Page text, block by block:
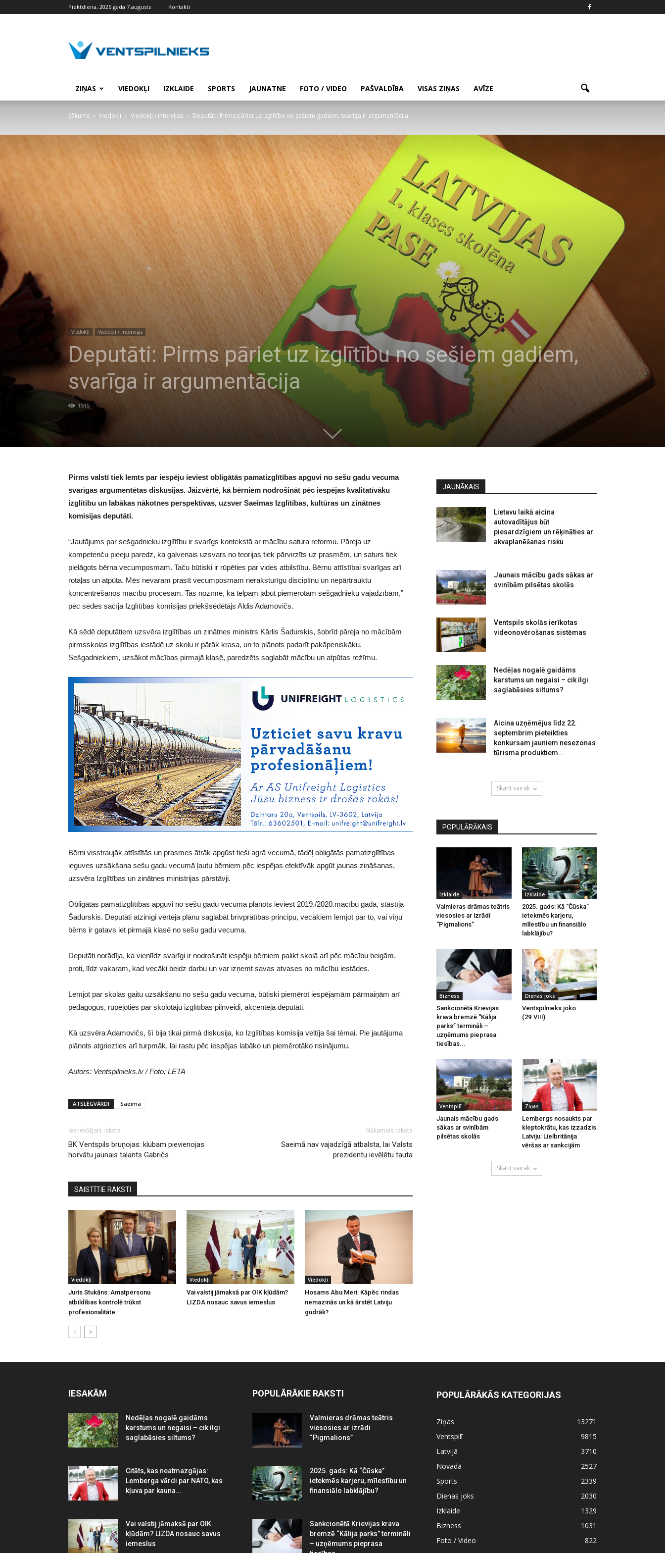
Piektdiena, 2026.gada 7.augusts Kontakti
ZIŅAS VIEDOKĻI IZKLAIDE SPORTS JAUNATNE FOTO / VIDEO PAŠVALDĪBA VISAS ZIŅAS AVĪZE
Sākums Viedokļi Viedokļi / intervijas Deputāti: Pirms pāriet uz izglītību no sešiem gadiem, svarīga ir argumentācija
Viedokļi Viedokļi / intervijas
Deputāti: Pirms pāriet uz izglītību no sešiem gadiem,
svarīga ir argumentācija
1515
Pirms valstī tiek lemts par iespēju ieviest obligātās pamatizglītības apguvi no sešu gadu vecuma
svarīgas argumentētas diskusijas. Jāizvērtē, kā bērniem nodrošināt pēc iespējas kvalitatīvāku
izglītību un labākas nākotnes perspektīvas, uzsver Saeimas Izglītības, kultūras un zinātnes
komisijas deputāti.
“Jautājums par sešgadnieku izglītību ir svarīgs kontekstā ar mācību satura reformu. Pāreja uz
kompetenču pieeju paredz, ka galvenais uzsvars no teorijas tiek pārvirzīts uz prasmēm, un saturs tiek
pielāgots bērna vecumposmam. Taču būtiski ir rūpēties par vides atbilstību. Bērnu attīstībai svarīgas arī
rotaļas un atpūta. Mēs nevaram prasīt vecumposmam neraksturīgu disciplīnu un nepārtrauktu
koncentrēšanos mācību procesam. Tas nozīmē, ka telpām jābūt piemērotām sešgadnieku vajadzībām,”
pēc sēdes sacīja Izglītības komisijas priekšsēdētājs Aldis Adamovičs.
Kā sēdē deputātiem uzsvēra izglītības un zinātnes ministrs Kārlis Šadurskis, šobrīd pāreja no mācībām
pirmsskolas izglītības iestādē uz skolu ir pārāk krasa, un to plānots padarīt pakāpeniskāku.
Sešgadniekiem, uzsākot mācības pirmajā klasē, paredzēts saglabāt mācību un atpūtas režīmu.
Bērni visstraujāk attīstītās un prasmes ātrāk apgūst tieši agrā vecumā, tādēļ obligātās pamatizglītības
ieguves uzsākšana sešu gadu vecumā ļautu bērniem pēc iespējas efektīvāk apgūt jaunas zināšanas,
uzsvēra Izglītības un zinātnes ministrijas pārstāvji.
Obligātās pamatizglītības apguvi no sešu gadu vecuma plānots ieviest 2019./2020.mācību gadā, stāstīja
Šadurskis. Deputāti atzinīgi vērtēja plānu saglabāt brīvprātības principu, vecākiem lemjot par to, vai viņu
bērns ir gatavs iet pirmajā klasē no sešu gadu vecuma.
Deputāti norādīja, ka vienlīdz svarīgi ir nodrošināt iespēju bērniem palikt skolā arī pēc mācību beigām,
proti, līdz vakaram, kad vecāki beidz darbu un var izņemt savas atvases no mācību iestādes.
Lemjot par skolas gaitu uzsākšanu no sešu gadu vecuma, būtiski piemērot iespējamām pārmaiņām arī
pedagogus, rūpējoties par skolotāju izglītības pilnveidi, akcentēja deputāti.
Kā uzsvēra Adamovičs, šī bija tikai pirmā diskusija, ko Izglītības komisija veltīja šai tēmai. Pie jautājuma
plānots atgriezties arī turpmāk, lai rastu pēc iespējas labāko un piemērotāko risinājumu.
Autors: Ventspilnieks.lv / Foto: LETA
ATSLĒGVĀRDI Saeima
Iepriekšējais raksts
BK Ventspils bruņojas: klubam pievienojas
horvātu jaunais talants Gabričs
Nākamais raksts
Saeimā nav vajadzīgā atbalsta, lai Valsts
prezidentu ievēlētu tauta
SAISTĪTIE RAKSTI
Viedokļi
Juris Stukāns: Amatpersonu
atbildības kontrolē trūkst
profesionalitāte
Viedokļi
Vai valstij jāmaksā par OIK kļūdām?
LIZDA nosauc savus iemeslus
Viedokļi
Hosams Abu Meri: Kāpēc rindas
nemazinās un kā ārstēt Latviju
gudrāk?
JAUNĀKAIS
Lietavu laikā aicina
autovadītājus būt
piesardzīgiem un rēķināties ar
akvaplanēšanas risku
Jaunais mācību gads sākas ar
svinībām pilsētas skolās
Ventspils skolās ierīkotas
videonovērošanas sistēmas
Nedēļas nogalē gaidāms
karstums un negaisi – cik ilgi
saglabāsies siltums?
Aicina uzņēmējus līdz 22.
septembrim pieteikties
konkursam jauniem nesezonas
tūrisma produktiem...
Skatīt vairāk
POPULĀRĀKAIS
Izklaide
Valmieras drāmas teātris
viesosies ar izrādi
“Pigmalions”
Izklaide
2025. gads: Kā “Čūska”
ietekmēs karjeru,
mīlestību un finansiālo
labklājību?
Bizness
Sankcionētā Krievijas
krava bremzē “Kālija
parks” termināli –
uzņēmums pieprasa
tiesības...
Dienas joks
Ventspilnieks joko
(29.VIII)
Ventspilī
Jaunais mācību gads
sākas ar svinībām
pilsētas skolās
Ziņas
Lembergs nosaukts par
kleptokrātu, kas izzadzis
Latviju: Lielbritānija
vēršas ar sankcijām
Skatīt vairāk
IESAKĀM
Nedēļas nogalē gaidāms
karstums un negaisi – cik ilgi
saglabāsies siltums?
Citāts, kas neatmazgājas:
Lemberga vārdi par NATO, kas
kļuva par kauna...
Vai valstij jāmaksā par OIK
kļūdām? LIZDA nosauc savus
iemeslus
POPULĀRĀKIE RAKSTI
Valmieras drāmas teātris
viesosies ar izrādi
“Pigmalions”
2025. gads: Kā “Čūska”
ietekmēs karjeru, mīlestību un
finansiālo labklājību?
Sankcionētā Krievijas krava
bremzē “Kālija parks” termināli
– uzņēmums pieprasa
POPULĀRĀKĀS KATEGORIJAS
Ziņas
13271
Ventspilī
9815
Latvijā
3710
Novadā
2527
Sports
2339
Dienas joks
2030
Izklaide
1329
Bizness
1031
Foto / Video
822